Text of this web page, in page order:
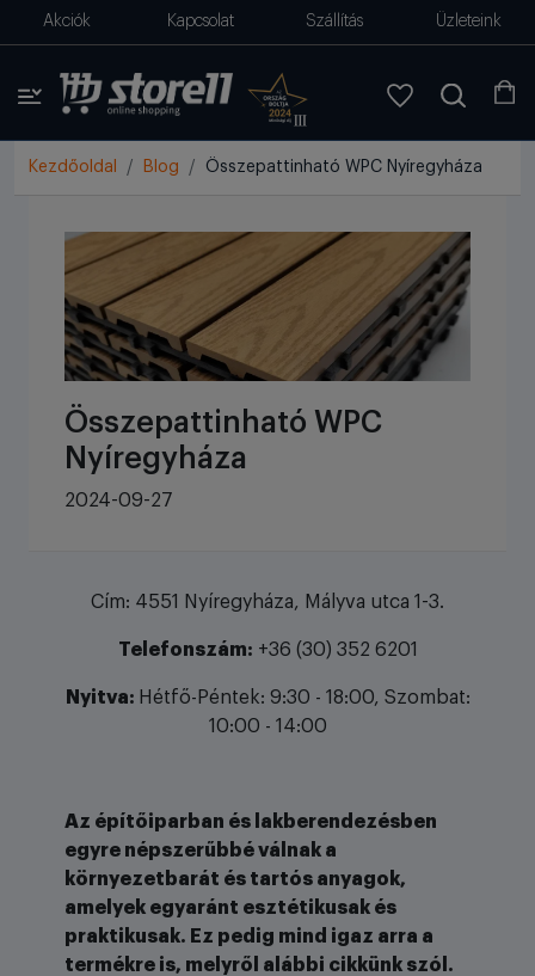
Akciók Kapcsolat Szállítás Üzleteink
Kezdőoldal Blog Összepattinható WPC Nyíregyháza
Összepattinható WPC
Nyíregyháza
2024-09-27
Cím: 4551 Nyíregyháza, Mályva utca 1-3.
Telefonszám: +36 (30) 352 6201
Nyitva: Hétfő-Péntek: 9:30 - 18:00, Szombat:
10:00 - 14:00
Az építőiparban és lakberendezésben
egyre népszerűbbé válnak a
környezetbarát és tartós anyagok,
amelyek egyaránt esztétikusak és
praktikusak. Ez pedig mind igaz arra a
termékre is, melyről alábbi cikkünk szól.